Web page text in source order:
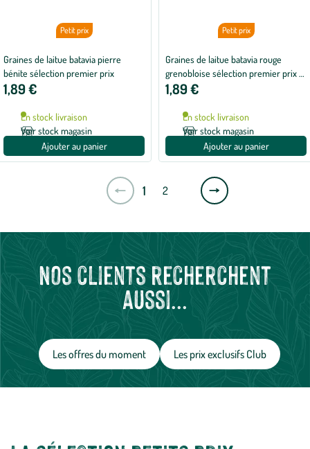
Petit prix
Graines de laitue batavia pierre
bénite sélection premier prix
1,89 €
En stock livraison
Voir stock magasin
Ajouter au panier
Petit prix
Graines de laitue batavia rouge
grenobloise sélection premier prix -
graines à semer
1,89 €
En stock livraison
Voir stock magasin
Ajouter au panier
1 2
Page
suivante
Nos clients recherchent
aussi...
Les offres du moment Les prix exclusifs Club